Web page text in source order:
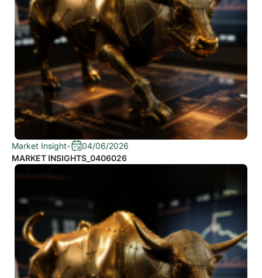
Market Insight-
04/06/2026
MARKET INSIGHTS_0406026